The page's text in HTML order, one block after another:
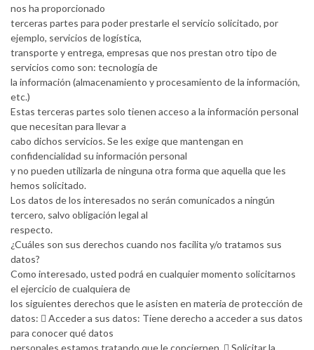
nos ha proporcionado
terceras partes para poder prestarle el servicio solicitado, por
ejemplo, servicios de logística,
transporte y entrega, empresas que nos prestan otro tipo de
servicios como son: tecnología de
la información (almacenamiento y procesamiento de la información,
etc.)
Estas terceras partes solo tienen acceso a la información personal
que necesitan para llevar a
cabo dichos servicios. Se les exige que mantengan en
confidencialidad su información personal
y no pueden utilizarla de ninguna otra forma que aquella que les
hemos solicitado.
Los datos de los interesados no serán comunicados a ningún
tercero, salvo obligación legal al
respecto.
¿Cuáles son sus derechos cuando nos facilita y/o tratamos sus
datos?
Como interesado, usted podrá en cualquier momento solicitarnos
el ejercicio de cualquiera de
los siguientes derechos que le asisten en materia de protección de
datos:  Acceder a sus datos: Tiene derecho a acceder a sus datos
para conocer qué datos
personales estamos tratando que le conciernen.  Solicitar la